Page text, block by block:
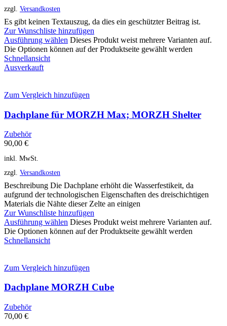
zzgl. Versandkosten
Es gibt keinen Textauszug, da dies ein geschützter Beitrag ist.
Zur Wunschliste hinzufügen
Ausführung wählen Dieses Produkt weist mehrere Varianten auf.
Die Optionen können auf der Produktseite gewählt werden
Schnellansicht
Ausverkauft
Zum Vergleich hinzufügen
Dachplane für MORZH Max; MORZH Shelter
Zubehör
90,00 €
inkl. MwSt.
zzgl. Versandkosten
Beschreibung Die Dachplane erhöht die Wasserfestikeit, da
aufgrund der technologischen Eigenschaften des dreischichtigen
Materials die Nähte dieser Zelte an einigen
Zur Wunschliste hinzufügen
Ausführung wählen Dieses Produkt weist mehrere Varianten auf.
Die Optionen können auf der Produktseite gewählt werden
Schnellansicht
Zum Vergleich hinzufügen
Dachplane MORZH Cube
Zubehör
70,00 €